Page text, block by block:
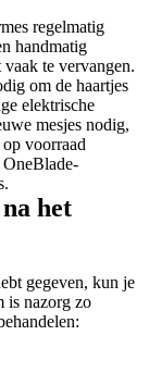
regelmatig
handmatig
te vervangen.
om de haartjes
elektrische
mesjes nodig,
voorraad
OneBlade-
het
gegeven, kun je
is nazorg zo